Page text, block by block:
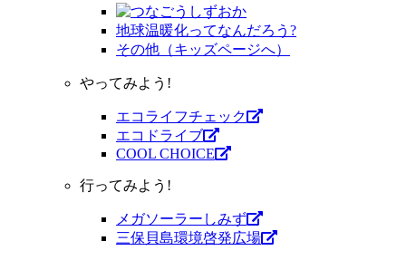
地球温暖化ってなんだろう?
その他（キッズページへ）
やってみよう!
エコライフチェック
エコドライブ
COOL CHOICE
行ってみよう!
メガソーラーしみず
三保貝島環境啓発広場